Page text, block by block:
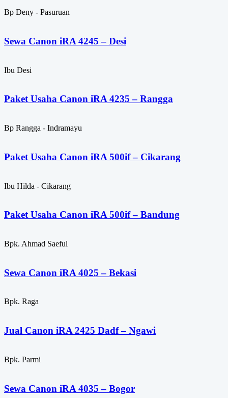
Bp Deny - Pasuruan
Sewa Canon iRA 4245 – Desi
Ibu Desi
Paket Usaha Canon iRA 4235 – Rangga
Bp Rangga - Indramayu
Paket Usaha Canon iRA 500if – Cikarang
Ibu Hilda - Cikarang
Paket Usaha Canon iRA 500if – Bandung
Bpk. Ahmad Saeful
Sewa Canon iRA 4025 – Bekasi
Bpk. Raga
Jual Canon iRA 2425 Dadf – Ngawi
Bpk. Parmi
Sewa Canon iRA 4035 – Bogor